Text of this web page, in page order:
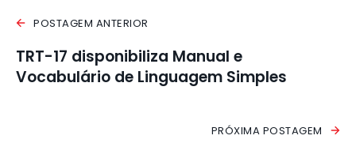
POSTAGEM ANTERIOR
TRT-17 disponibiliza Manual e
Vocabulário de Linguagem Simples
PRÓXIMA POSTAGEM